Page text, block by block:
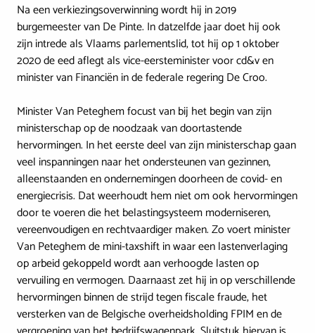
Na een verkiezingsoverwinning wordt hij in 2019
burgemeester van De Pinte. In datzelfde jaar doet hij ook
zijn intrede als Vlaams parlementslid, tot hij op 1 oktober
2020 de eed aflegt als vice-eersteminister voor cd&v en
minister van Financiën in de federale regering De Croo.
Minister Van Peteghem focust van bij het begin van zijn
ministerschap op de noodzaak van doortastende
hervormingen. In het eerste deel van zijn ministerschap gaan
veel inspanningen naar het ondersteunen van gezinnen,
alleenstaanden en ondernemingen doorheen de covid- en
energiecrisis. Dat weerhoudt hem niet om ook hervormingen
door te voeren die het belastingsysteem moderniseren,
vereenvoudigen en rechtvaardiger maken. Zo voert minister
Van Peteghem de mini-taxshift in waar een lastenverlaging
op arbeid gekoppeld wordt aan verhoogde lasten op
vervuiling en vermogen. Daarnaast zet hij in op verschillende
hervormingen binnen de strijd tegen fiscale fraude, het
versterken van de Belgische overheidsholding FPIM en de